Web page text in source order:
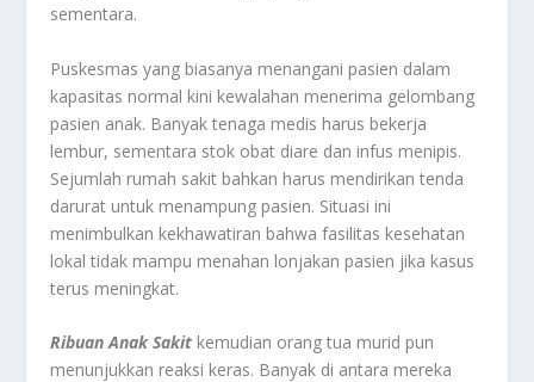
sementara.
Puskesmas yang biasanya menangani pasien dalam
kapasitas normal kini kewalahan menerima gelombang
pasien anak. Banyak tenaga medis harus bekerja
lembur, sementara stok obat diare dan infus menipis.
Sejumlah rumah sakit bahkan harus mendirikan tenda
darurat untuk menampung pasien. Situasi ini
menimbulkan kekhawatiran bahwa fasilitas kesehatan
lokal tidak mampu menahan lonjakan pasien jika kasus
terus meningkat.
Ribuan Anak Sakit kemudian orang tua murid pun
menunjukkan reaksi keras. Banyak di antara mereka